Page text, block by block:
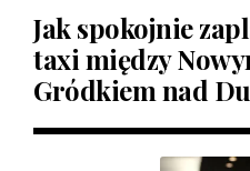
Jak spokojnie
taxi między
Gródkiem nad